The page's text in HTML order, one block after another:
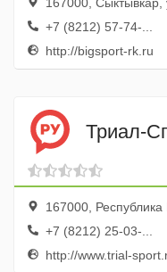
+7 (8212) 57-74-...
http://bigsport-rk.ru
Триал-
167000, Республика
+7 (8212) 25-03-...
http://www.trial-